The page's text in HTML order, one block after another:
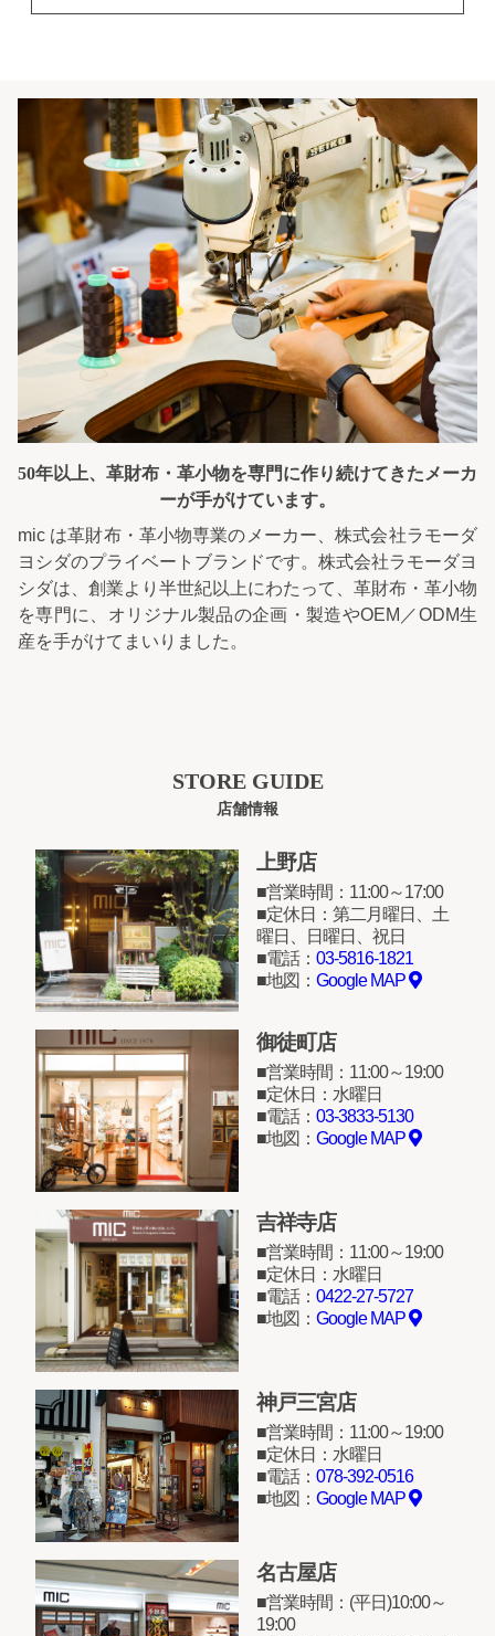
50年以上、革財布・革小物を専門に作り続けてきたメーカ
ーが手がけています。
mic は革財布・革小物専業のメーカー、株式会社ラモーダ
ヨシダのプライベートブランドです。株式会社ラモーダヨ
シダは、創業より半世紀以上にわたって、革財布・革小物
を専門に、オリジナル製品の企画・製造やOEM／ODM生
産を手がけてまいりました。
STORE GUIDE
店舗情報
上野店
営業時間：11:00～17:00
定休日：第二月曜日、土
曜日、日曜日、祝日
電話： 03-5816-1821
地図： Google MAP
御徒町店
営業時間：11:00～19:00
定休日：水曜日
電話： 03-3833-5130
地図： Google MAP
吉祥寺店
営業時間：11:00～19:00
定休日：水曜日
電話： 0422-27-5727
地図： Google MAP
神戸三宮店
営業時間：11:00～19:00
定休日：水曜日
電話： 078-392-0516
地図： Google MAP
名古屋店
営業時間：(平日)10:00～
19:00